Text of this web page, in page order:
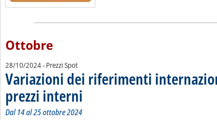
Ottobre
28/10/2024- Prezzi Spot
Variazioni dei riferimenti
prezzi interni
Dal 14 al 25 ottobre 2024